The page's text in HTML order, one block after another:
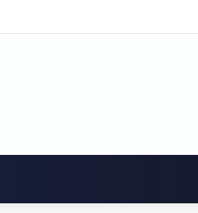
compatta non